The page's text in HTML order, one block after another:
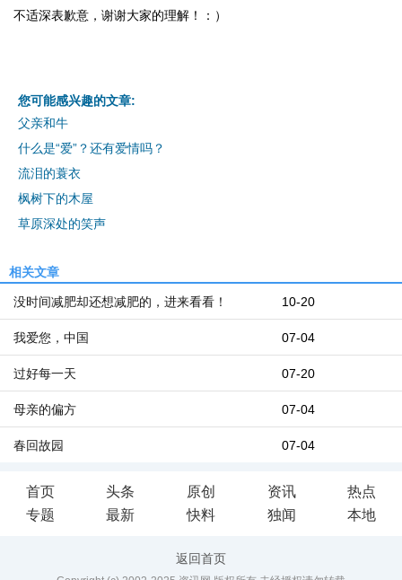
不适深表歉意，谢谢大家的理解！：）
您可能感兴趣的文章:
父亲和牛
什么是“爱”？还有爱情吗？
流泪的蓑衣
枫树下的木屋
草原深处的笑声
相关文章
10-20
没时间减肥却还想减肥的，进来看看！
07-04
我爱您，中国
07-20
过好每一天
07-04
母亲的偏方
07-04
春回故园
首页 头条 原创 资讯
热点
专题
最新 快料 独闻 本地
返回首页